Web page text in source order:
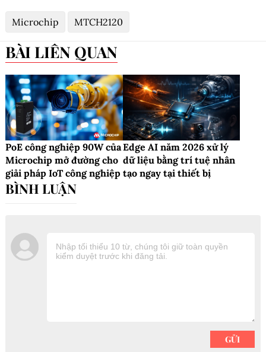
Microchip MTCH2120
BÀI LIÊN QUAN
PoE công nghiệp 90W của
Microchip mở đường cho
giải pháp IoT công nghiệp
Edge AI năm 2026 xử lý
dữ liệu bằng trí tuệ nhân
tạo ngay tại thiết bị